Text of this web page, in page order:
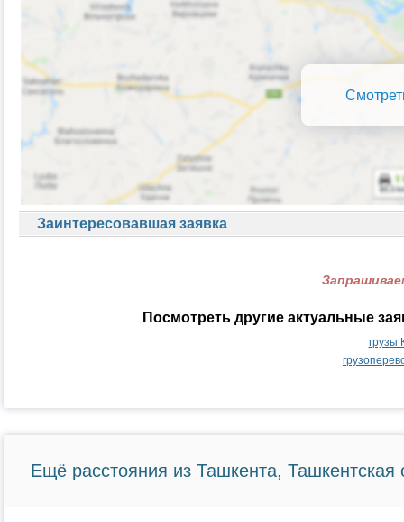
Заинтересовавшая заявка
Посмотреть другие актуальные
грузы
Ещё расстояния из Ташкента, Ташкентская